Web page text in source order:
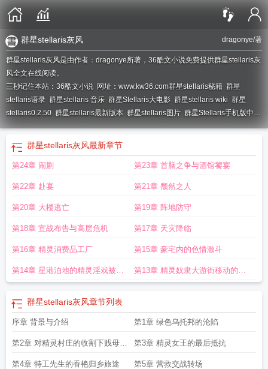
dragonye/著
群星stellaris灰风
群星stellaris灰风是由作者：dragonye所著，36酷文小说免费提供群星stellaris灰
风全文在线阅读。
三秒记住本站：36酷文小说 网址：www.kw36.com群星stellaris秘籍 群星
stellaris语录 群星stellaris 音乐 群星Stellaris大电影 群星stellaris wiki 群星
stellaris0.2.50 群星stellaris最新版本 群星stellaris图片 群星Stellaris手机版中
文群星stellaris游牧群星stellaris先驱者代码群星stellaris破解版群星stellaris
怎么设置中文
群星stellaris高清壁纸
stellaris台词
闪烁建筑 群星stellarisMOD 群星stellaris科技代码群星stellaris盘群星stellaris
stellaris手机版
群星stellaris手机版2.47
查看成就 群星stellaris中文版 群星stellaris战舰 群星Stellaris政治热点
科群星stellaris攻略群星Stellaris壁纸 群星stellaris作弊码
星stellaris主题曲群星Stellaris 群星Stellaris pvp群星Stellaris灰风
Stellaris官方群星Stellaris原声OST 群星stellaris百科群星stellaris经典台词
星Stellaris安装教程群星stellaris歌曲群星Stellaris星球Buff有哪些群星
Stellaris02.47
群星stellaris移植版群星stellaris0.2.49版本手机版
灰风群星stellaris配置要求群星stellaris头像群星stellaris0.2.49群星stellaris
多少钱 群星stellaris灰风mod 群星stellaris控制台代码群星stellaris控制台
Stellaris哲人王 群星stellaris中文设置 群星stellaris控制台指令 群星Stellaris手
星Stellaris星球Buff有哪些 群星全星
群星stellaris宇宙创生群星stellaris手机版免
群星stellaris灰风最新章节
第24章 闹剧 第23章 首脑之争与酒馆饕宴
第22章 赴宴 第21章 颓然之人
第20章 大楼逃亡 第19章 阵地防守
第18章 宣战布告与高层危机 第17章 天灾降临
第16章 精灵消费品工厂 第15章 豪宅内的色情激斗
第14章 星港泊地的精灵淫戏被黑 第13章 精灵奴隶大游街移动的露
群星stellaris灰风章节列表
序章 背景与介绍 第1章 绿色乌托邦的沦陷
第2章 对精灵村庄的收割下贱母猪
当场即堕
第3章 精灵女王的最后抵抗
第4章 特工先生的香艳归乡旅途 第5章 营救交战转场